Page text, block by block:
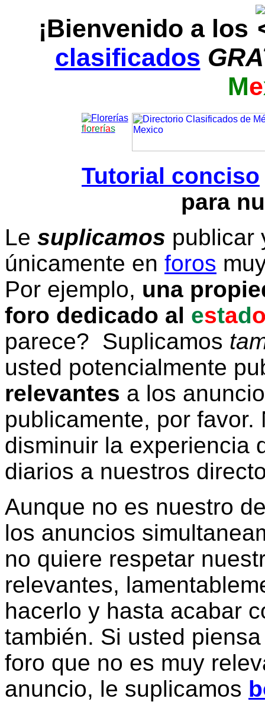
¡Bienvenido a los
clasificados
Me
florerías
Tutorial conciso
para
Le suplicamos publicar
únicamente en foros
Por ejemplo, una
foro dedicado al estad
parece? Suplicamos
usted potencialmente
relevantes a los
publicamente, por
disminuir la experiencia
diarios a nuestros
Aunque no es nuestro
los anuncios
no quiere respetar
relevantes,
hacerlo y hasta acabar
también. Si usted
foro que no es muy
anuncio, le suplicamos